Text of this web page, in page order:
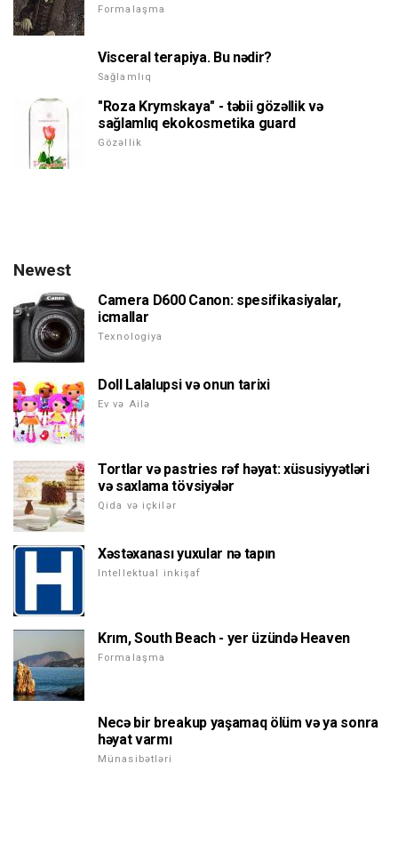
Formalaşma
Visceral terapiya. Bu nədir?
Sağlamlıq
"Roza Krymskaya" - təbii gözəllik və
sağlamlıq ekokosmetika guard
Gözəllik
Newest
Camera D600 Canon: spesifikasiyalar,
icmallar
Texnologiya
Doll Lalalupsi və onun tarixi
Ev və Ailə
Tortlar və pastries rəf həyat: xüsusiyyətləri
və saxlama tövsiyələr
Qida və içkilər
Xəstəxanası yuxular nə tapın
Intellektual inkişaf
Krım, South Beach - yer üzündə Heaven
Formalaşma
Necə bir breakup yaşamaq ölüm və ya sonra
həyat varmı
Münasibətləri